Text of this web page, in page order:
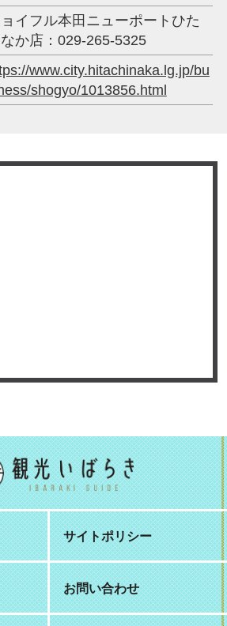
イフル本田ニューポートひた
か店：029-265-5325
www.city.hitachinaka.lg.jp/bu
shogyo/1013856.html
サイトポリシー
お問い合わせ